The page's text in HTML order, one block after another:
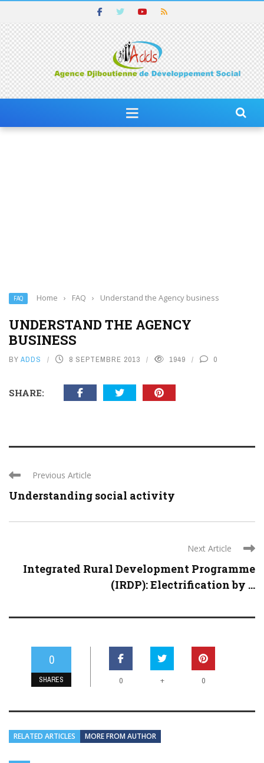
FAQ Home › FAQ › Understand the Agency business
UNDERSTAND THE AGENCY
BUSINESS
BY ADDS 8 SEPTEMBRE 2013 1949 0
SHARE:
Previous Article
Understanding social activity
Next Article
Integrated Rural Development Programme
(IRDP): Electrification by ...
0
SHARES 0 + 0
RELATED ARTICLES MORE FROM AUTHOR